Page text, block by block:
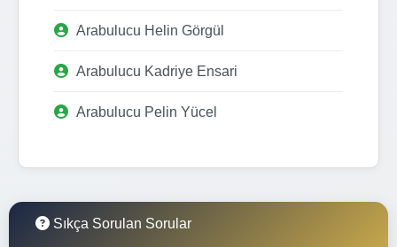
Arabulucu Helin Görgül
Arabulucu Kadriye Ensari
Arabulucu Pelin Yücel
Sıkça Sorulan Sorular